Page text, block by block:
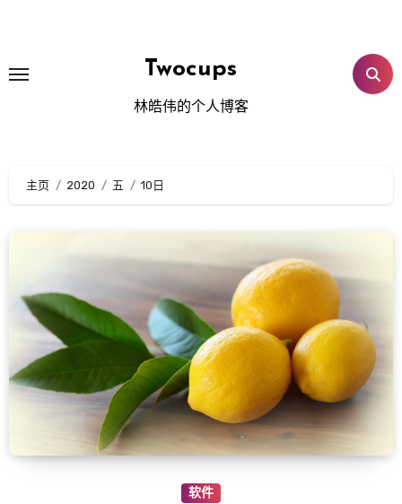
内
Twocups
林皓伟的个人博客
主页 2020 五 10日
软件